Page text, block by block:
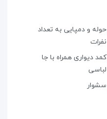
حوله و دمپایی به تعداد
نفرات
کمد دیواری همراه با جا
لباسی
سشوار